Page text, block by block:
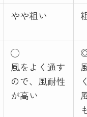
やや粗い
◯
風をよく通す
ので、風耐性
が高い